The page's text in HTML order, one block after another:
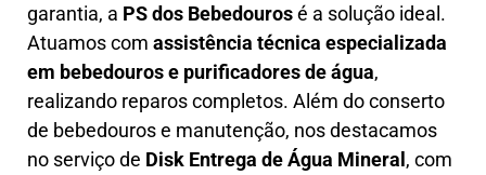
garantia, a PS dos Bebedourosé a solução ideal.
Atuamos com assistência técnica especializada
em bebedouros e purificadores de água,
realizando reparos completos. Além do conserto
de bebedouros e manutenção, nos destacamos
no serviço de Disk Entrega de Água Mineral, com